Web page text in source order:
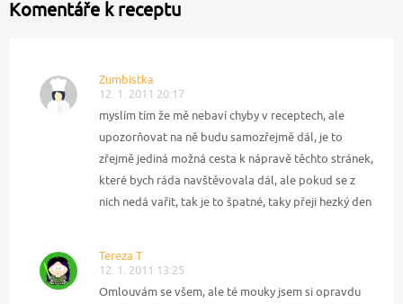
Komentáře k receptu
Zumbistka
12. 1. 2011 20:17
myslím tím že mě nebaví chyby v receptech, ale
upozorňovat na ně budu samozřejmě dál, je to
zřejmě jediná možná cesta k nápravě těchto stránek,
které bych ráda navštěvovala dál, ale pokud se z
nich nedá vařit, tak je to špatné, taky přeji hezký den
Tereza T
12. 1. 2011 13:25
Omlouvám se všem, ale té mouky jsem si opravdu